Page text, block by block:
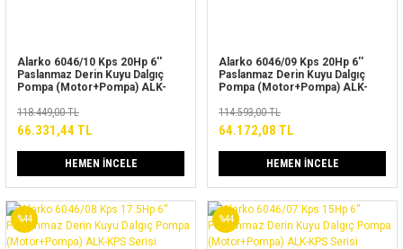
Alarko 6046/10 Kps 20Hp 6''
Paslanmaz Derin Kuyu Dalgıç
Pompa (Motor+Pompa) ALK-
118.449,00 TL
66.331,44 TL
HEMEN İNCELE
Alarko 6046/09 Kps 20Hp 6''
Paslanmaz Derin Kuyu Dalgıç
Pompa (Motor+Pompa) ALK-
114.593,00 TL
64.172,08 TL
HEMEN İNCELE
%44 %44